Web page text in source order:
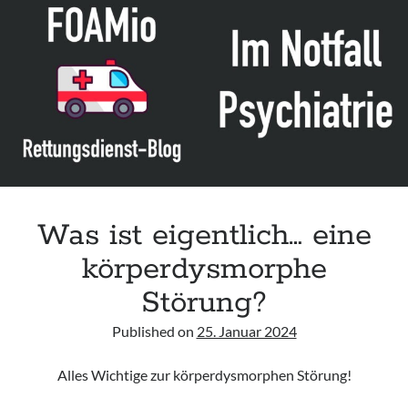
Leitlinie „Bauchschmerz bei Kindern und Jugendlichen – Bildgebende
Diagnostik“ der GPR
Leitlinie „Erbrechen im Kindes- und Jugendalter – Bildgebende
Diagnostik“ der GPR
Leitlinie „Kopfschmerzen bei Kindern und Jugendlichen – Bildgebende
Diagnostik“ der GPR
Was ist eigentlich… eine
körperdysmorphe
Störung?
Published on 25. Januar 2024
Alles Wichtige zur körperdysmorphen Störung!